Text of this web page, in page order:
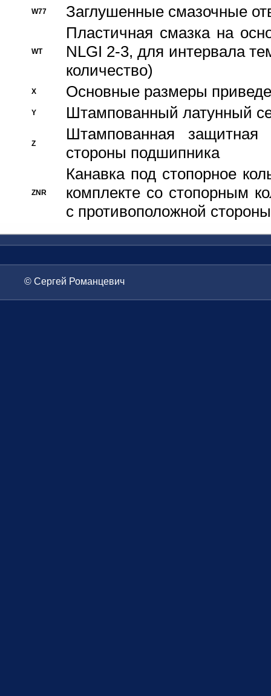
W77 Заглушенные смазочные
WT
Пластичная смазка на
NLGI 2-3, для интервала
количество)
X Основные размеры
Y Штампованный латунный
Z
Штампованная
стороны подшипника
ZNR
Канавка под стопорное
комплекте со стопорным
с противоположной стороны
© Сергей Романцевич